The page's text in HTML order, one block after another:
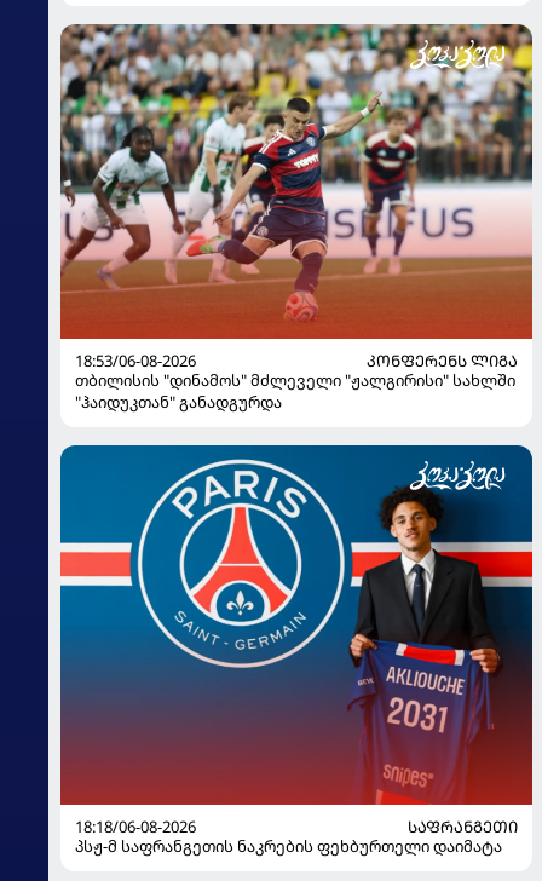
18:53/06-08-2026
ᲙᲝᲜᲤᲔᲠᲔᲜᲡ ᲚᲘᲒᲐ
თბილისის "დინამოს" მძლეველი "ჟალგირისი" სახლში
"ჰაიდუკთან" განადგურდა
18:18/06-08-2026
ᲡᲐᲤᲠᲐᲜᲒᲔᲗᲘ
პსჟ-მ საფრანგეთის ნაკრების ფეხბურთელი დაიმატა